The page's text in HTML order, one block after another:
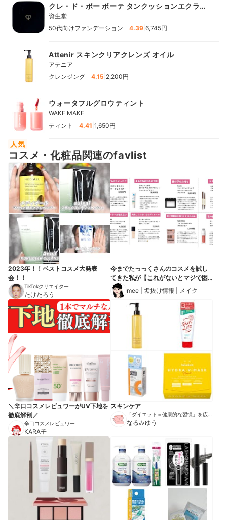
クレ・ド・ポー ボーテ タンクッションエクラ
ルミヌ
資生堂
50代向けファンデーション
4.39 6,745円
Attenir スキンクリアクレンズ オイル
アテニア
クレンジング
4.15 2,200円
ウォータフルグロウティント
WAKE MAKE
ティント
4.41 1,650円
人気
コスメ・化粧品関連のfavlist
2023年！！ベストコスメ大発表
会！！
TikTokクリエイター
たけたろう
今までたっっくさんのコスメを試し
てきた私が【これがないとマジで困
る】リピートコスメ8選
mee | 垢抜け情報 | メイク
＼辛口コスメレビュワーがUV下地を
徹底解剖／
辛口コスメレビュワー
KARA子
スキンケア
「ダイエット＝健康的な習慣」を広め
る伝道師
なるみゆう